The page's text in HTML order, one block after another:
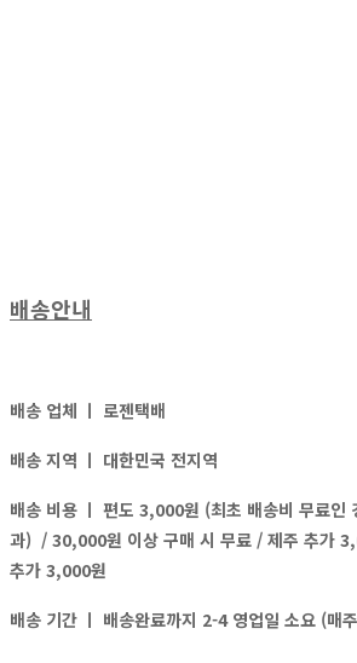
배송안내
배송 업체 ㅣ 로젠택배
배송 지역 ㅣ 대한민국 전지역
배송 비용 ㅣ 편도 3,000원 (최초 배송비 무료인
과) / 30,000원 이상 구매 시 무료 / 제주 추가
추가 3,000원
배송 기간 ㅣ 배송완료까지 2-4 영업일 소요 (매주